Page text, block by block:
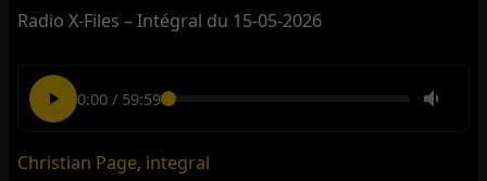
Radio X-Files – Intégral du 15-05-2026
0:00/ 59:59
Christian Page, integral